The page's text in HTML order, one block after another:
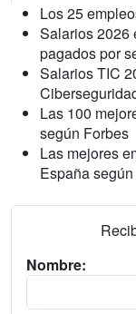
Los 25
Salarios 2026
pagados por
Salarios TIC
Las 100
según Forbes
Las mejores
España
Nombre: